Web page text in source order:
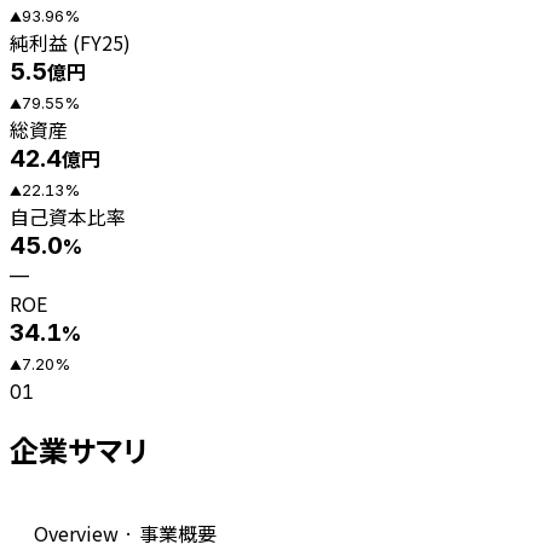
▲93.96%
純利益 (FY25)
5.5億円
▲79.55%
総資産
42.4億円
▲22.13%
自己資本比率
45.0%
—
ROE
34.1%
▲7.20%
01
企業サマリ
Overview · 事業概要